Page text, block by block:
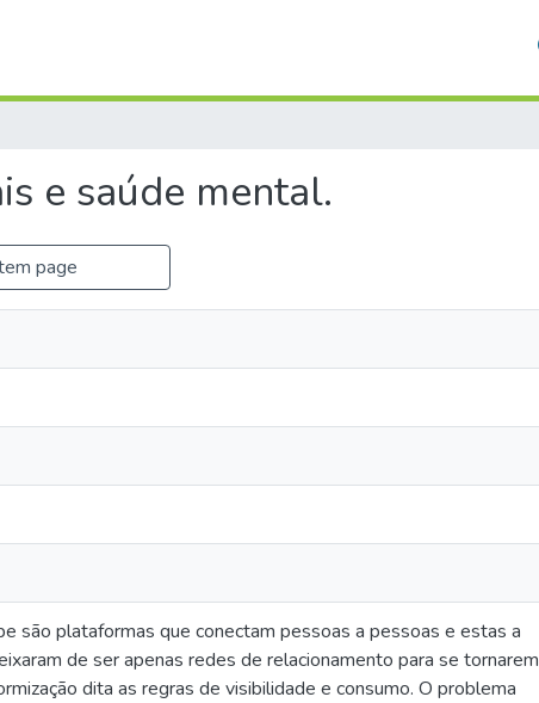
e saúde mental.
page
são plataformas que conectam pessoas a pessoas e estas a
de ser apenas redes de relacionamento para se tornarem
dita as regras de visibilidade e consumo. O problema